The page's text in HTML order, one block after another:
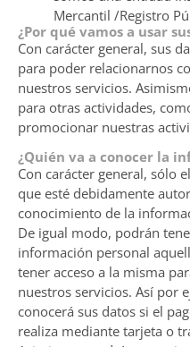
Mercantil /Registro
¿Por qué vamos a usar
Con carácter general, sus
para poder relacionarnos
nuestros servicios.
para otras actividades,
promocionar nuestras
¿Quién va a conocer la
Con carácter general, sólo
que esté debidamente
conocimiento de la
De igual modo, podrán
información personal
tener acceso a la misma
nuestros servicios. Así por
conocerá sus datos si el
realiza mediante tarjeta o